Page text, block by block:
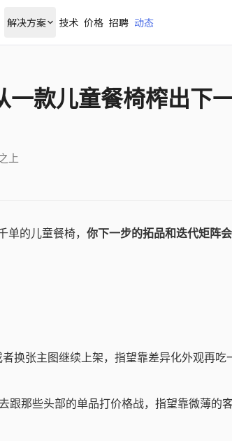
解决方案 技术 价格 招聘 动态
款儿童餐椅榨出下
上
的儿童餐椅， 你下一步的拓品和迭代矩阵
换张主图继续上架，指望靠差异化外观再吃
跟那些头部的单品打价格战，指望靠微薄的